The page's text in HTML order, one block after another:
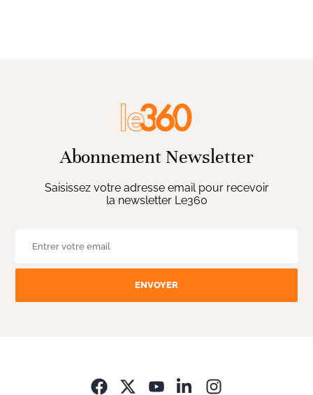
Abonnement Newsletter
Saisissez votre adresse email pour recevoir
la newsletter Le360
ENVOYER